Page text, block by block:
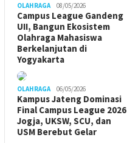
OLAHRAGA 08/05/2026
Campus League Gandeng
UII, Bangun Ekosistem
Olahraga Mahasiswa
Berkelanjutan di
Yogyakarta
OLAHRAGA 06/05/2026
Kampus Jateng Dominasi
Final Campus League 2026
Jogja, UKSW, SCU, dan
USM Berebut Gelar